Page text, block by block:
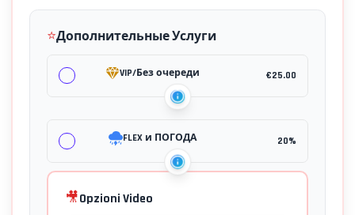
⭐Дополнительные Услуги
VIP/Без очереди €25.00
FLEX и ПОГОДА 20%
🎥Opzioni Video